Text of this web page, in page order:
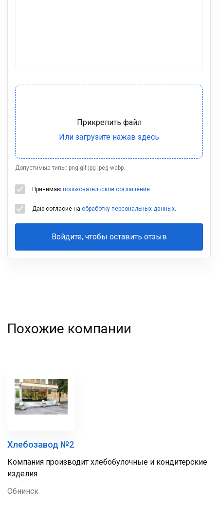
Допустимые типы: png gif jpg jpeg webp.
Принимаю пользовательское соглашение.
Даю согласие на обработку персональных данных.
Войдите, чтобы оставить отзыв
Ваша
Похожие компании
Хлебозавод №2
Компания производит хлебобулочные и кондитерские
изделия.
Обнинск